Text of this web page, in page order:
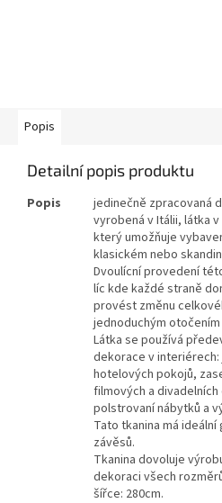
Popis
Detailní popis produktu
Popis
jedinečně zpracovaná
vyrobená v Itálii, látka
který umožňuje
klasickém nebo
Dvoulícní provedení
líc kde každé straně
provést změnu
jednoduchým
Látka se používá
dekorace v
hotelových pokojů,
filmových a
polstrovaní nábytků a
Tato tkanina má
závěsů.
Tkanina dovoluje
dekoraci všech
šířce: 280cm.